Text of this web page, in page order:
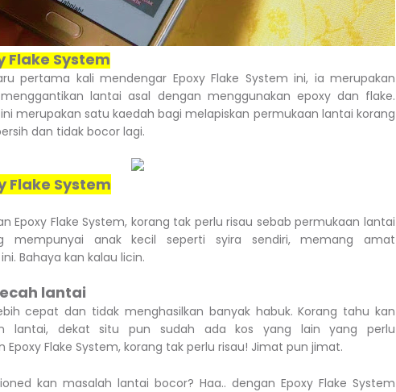
Flake System
pertama kali mendengar Epoxy Flake System ini, ia merupakan
lantai asal dengan menggunakan epoxy dan flake.
ini merupakan satu kaedah bagi melapiskan permukaan lantai korang
dan tidak bocor lagi.
Flake System
Epoxy Flake System, korang tak perlu risau sebab permukaan lantai
mempunyai anak kecil seperti syira sendiri, memang amat
Bahaya kan kalau licin.
lantai
cepat dan tidak menghasilkan banyak habuk. Korang tahu kan
lantai, dekat situ pun sudah ada kos yang lain yang perlu
Epoxy Flake System, korang tak perlu risau! Jimat pun jimat.
kan masalah lantai bocor? Haa.. dengan Epoxy Flake System